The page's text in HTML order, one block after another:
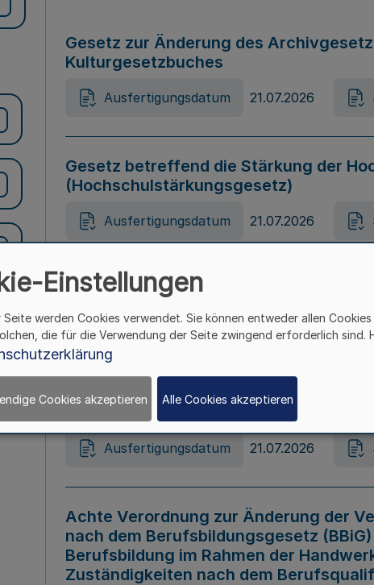
Gesetz zur Änderung des
Kulturgesetzbuches
Ausfertigungsdatum 21.07.2026
Gesetz betreffend die Stärkung der
(Hochschulstärkungsgesetz)
Ausfertigungsdatum 21.07.2026
Gesetz zur Vermeidung von
(Landesantidiskriminierungsgesetz –
Ausfertigungsdatum 21.07.2026
Gesetz zur Änderung des Online-
Ausfertigungsdatum 21.07.2026
Achte Verordnung zur Änderung der
nach dem Berufsbildungsgesetz
Berufsbildung im Rahmen der
Zuständigkeiten nach dem
Einstellungen
werden Cookies verwendet. Sie können entweder allen Cookies
die für die Verwendung der Seite zwingend erforderlich sind.
Cookies akzeptieren Alle Cookies akzeptieren